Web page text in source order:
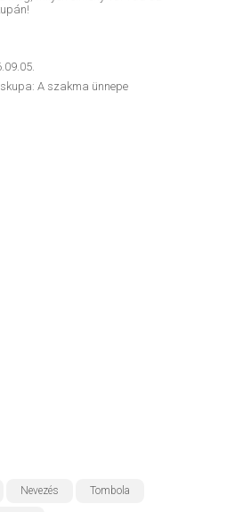
A szakma ünnepe
Nevezés Tombola